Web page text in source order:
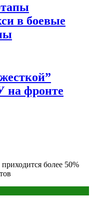
в боевые
на фронте
более 50%